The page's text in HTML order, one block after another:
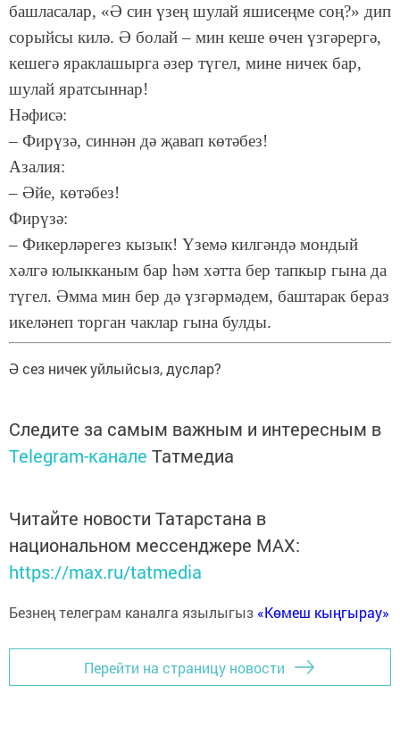
башласалар, «Ә син үзең шулай яшисеңме соң?» дип
сорыйсы килә. Ә болай – мин кеше өчен үзгәрергә,
кешегә яраклашырга әзер түгел, мине ничек бар,
шулай яратсыннар!
Нәфисә:
– Фирүзә, синнән дә җавап көтәбез!
Азалия:
– Әйе, көтәбез!
Фирүзә:
– Фикерләрегез кызык! Үземә килгәндә мондый
хәлгә юлыкканым бар һәм хәтта бер тапкыр гына да
түгел. Әмма мин бер дә үзгәрмәдем, баштарак бераз
икеләнеп торган чаклар гына булды.
Ә сез ничек уйлыйсыз, дуслар?
Следите за самым важным и интересным в
Telegram-канале Татмедиа
Читайте новости Татарстана в
национальном мессенджере MАХ:
https://max.ru/tatmedia
Безнең телеграм каналга язылыгыз «Көмеш кыңгырау»
Перейти на страницу новости